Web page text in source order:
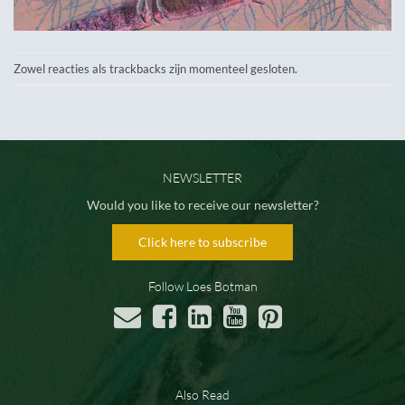
Zowel reacties als trackbacks zijn momenteel gesloten.
NEWSLETTER
Would you like to receive our newsletter?
Click here to subscribe
Follow Loes Botman
Also Read